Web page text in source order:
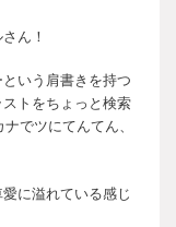
ん！
いう肩書きを持つ
トをちょっと検索
でツにてんてん、
に溢れている感じ